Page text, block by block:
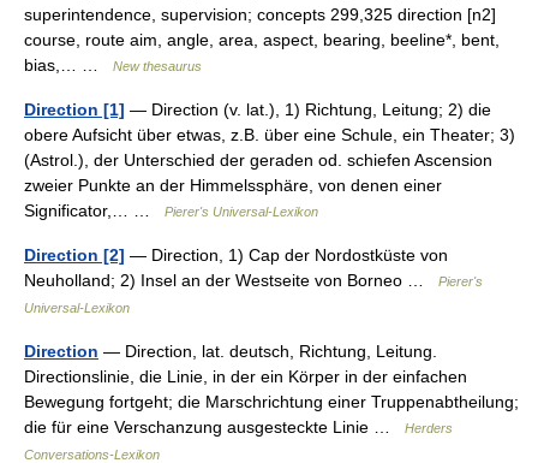
superintendence, supervision; concepts 299,325 direction [n2]
course, route aim, angle, area, aspect, bearing, beeline*, bent,
bias,… …
New thesaurus
Direction [1] — Direction (v. lat.), 1) Richtung, Leitung; 2) die
obere Aufsicht über etwas, z.B. über eine Schule, ein Theater; 3)
(Astrol.), der Unterschied der geraden od. schiefen Ascension
zweier Punkte an der Himmelssphäre, von denen einer
Significator,… …
Pierer's Universal-Lexikon
Direction [2] — Direction, 1) Cap der Nordostküste von
Neuholland; 2) Insel an der Westseite von Borneo …
Pierer's
Universal-Lexikon
Direction — Direction, lat. deutsch, Richtung, Leitung.
Directionslinie, die Linie, in der ein Körper in der einfachen
Bewegung fortgeht; die Marschrichtung einer Truppenabtheilung;
die für eine Verschanzung ausgesteckte Linie …
Herders
Conversations-Lexikon